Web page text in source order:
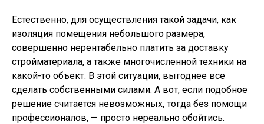
Естественно, для осуществления такой задачи, как
изоляция помещения небольшого размера,
совершенно нерентабельно платить за доставку
стройматериала, а также многочисленной техники на
какой-то объект. В этой ситуации, выгоднее все
сделать собственными силами. А вот, если подобное
решение считается невозможных, тогда без помощи
профессионалов, — просто нереально обойтись.